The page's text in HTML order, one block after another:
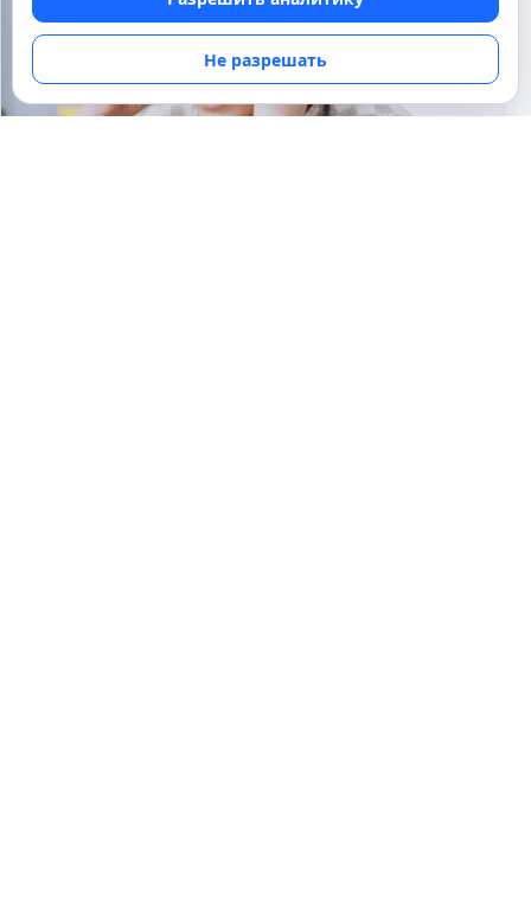
Не разрешать